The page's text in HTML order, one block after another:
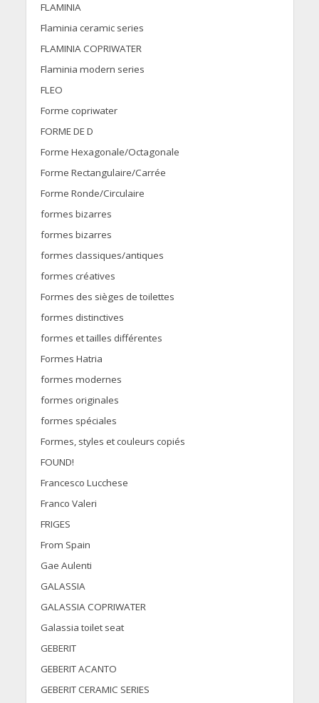
FLAMINIA
Flaminia ceramic series
FLAMINIA COPRIWATER
Flaminia modern series
FLEO
Forme copriwater
FORME DE D
Forme Hexagonale/Octagonale
Forme Rectangulaire/Carrée
Forme Ronde/Circulaire
formes bizarres
formes bizarres
formes classiques/antiques
formes créatives
Formes des sièges de toilettes
formes distinctives
formes et tailles différentes
Formes Hatria
formes modernes
formes originales
formes spéciales
Formes, styles et couleurs copiés
FOUND!
Francesco Lucchese
Franco Valeri
FRIGES
From Spain
Gae Aulenti
GALASSIA
GALASSIA COPRIWATER
Galassia toilet seat
GEBERIT
GEBERIT ACANTO
GEBERIT CERAMIC SERIES